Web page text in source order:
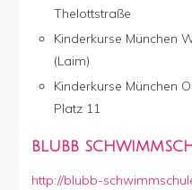
Thelottstraße
Kinderkurse München
(Laim)
Kinderkurse München
Platz 11
BLUBB
http://blubb-